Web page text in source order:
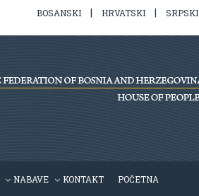
BOSANSKI | HRVATSKI | SRPSKI
NABAVE KONTAKT POČETNA